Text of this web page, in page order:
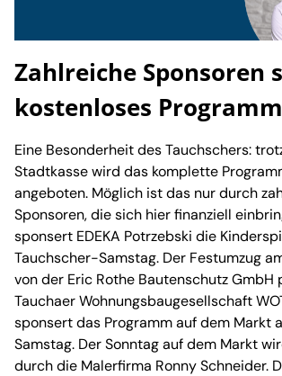
Zahlreiche Sponsoren
kostenloses Programm
Eine Besonderheit des Tauchschers:
Stadtkasse wird das komplette
angeboten. Möglich ist das nur durch
Sponsoren, die sich hier finanziell
sponsert EDEKA Potrzebski die
Tauchscher-Samstag. Der Festumzug
von der Eric Rothe Bautenschutz GmbH
Tauchaer Wohnungsbaugesellschaft
sponsert das Programm auf dem Markt
Samstag. Der Sonntag auf dem Markt
durch die Malerfirma Ronny Schneider.